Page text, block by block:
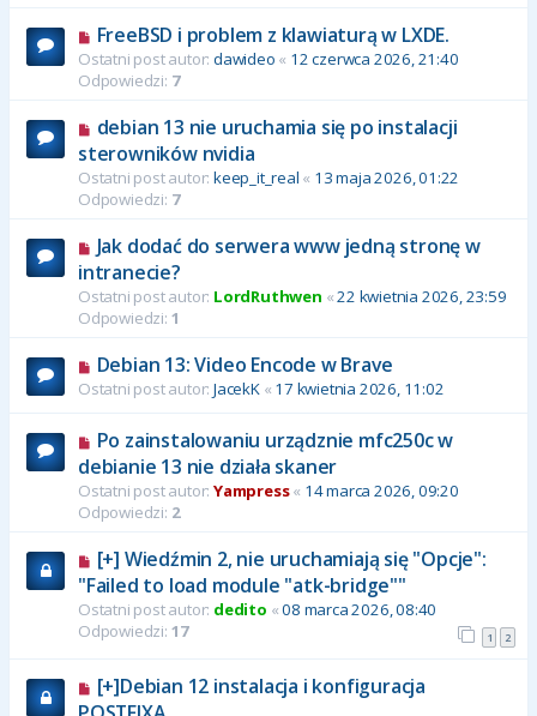
FreeBSD i problem z klawiaturą w LXDE.
Ostatni post autor: dawideo « 12 czerwca 2026, 21:40
Odpowiedzi: 7
debian 13 nie uruchamia się po instalacji
sterowników nvidia
Ostatni post autor: keep_it_real « 13 maja 2026, 01:22
Odpowiedzi: 7
Jak dodać do serwera www jedną stronę w
intranecie?
Ostatni post autor: LordRuthwen «22 kwietnia 2026, 23:59
Odpowiedzi: 1
Debian 13: Video Encode w Brave
Ostatni post autor: JacekK« 17 kwietnia 2026, 11:02
Po zainstalowaniu urządznie mfc250c w
debianie 13 nie działa skaner
Ostatni post autor: Yampress« 14 marca 2026, 09:20
Odpowiedzi: 2
[+] Wiedźmin 2, nie uruchamiają się "Opcje":
"Failed to load module "atk-bridge""
Ostatni post autor: dedito «08 marca 2026, 08:40
Odpowiedzi: 17 1 2
[+]Debian 12 instalacja i konfiguracja